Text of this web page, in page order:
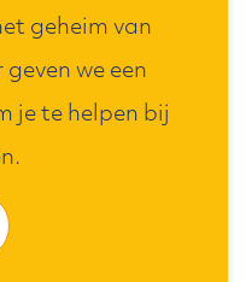
geheim van
we een
je te helpen bij